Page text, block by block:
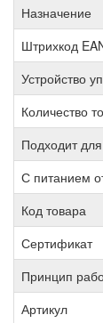
Назначение
Штрихкод
Устройство
Количество
Подходит
С питанием
Код товара
Сертификат
Принцип
Артикул